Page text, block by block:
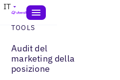
IT
TOOLS
Audit del
marketing della
posizione